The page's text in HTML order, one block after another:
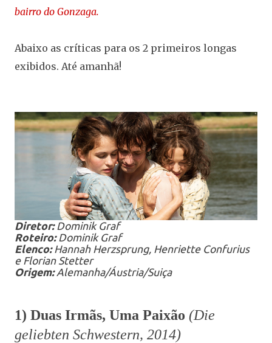
bairro do Gonzaga.
Abaixo as críticas para os 2 primeiros longas
exibidos. Até amanhã!
Diretor:Dominik Graf
Roteiro:Dominik Graf
Elenco:Hannah Herzsprung, Henriette Confurius
e Florian Stetter
Origem:Alemanha/Áustria/Suiça
1) Duas Irmãs, Uma Paixão (Die
geliebten Schwestern, 2014)